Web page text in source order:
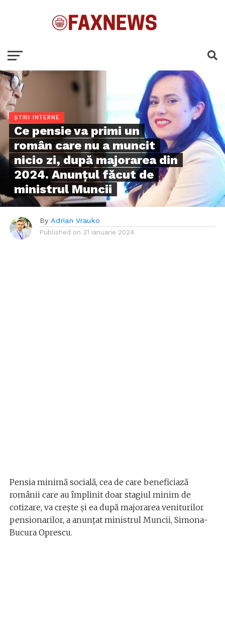
ȘTIRI INTERNE
Ce pensie va primi un
român care nu a muncit
nicio zi, după majorarea din
2024. Anunţul făcut de
ministrul Muncii
By Adrian Vrauko
Published on 31 ianuarie 2024
Pensia minimă socială, cea de care beneficiază
românii care au împlinit doar stagiul minim de
cotizare, va creşte şi ea după majorarea veniturilor
pensionarilor, a anunţat ministrul Muncii, Simona-
Bucura Oprescu.